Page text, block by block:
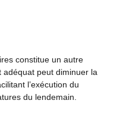
constitue un autre
peut diminuer la
l’exécution du
du lendemain.